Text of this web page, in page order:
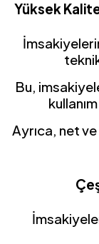
Yüksek
Bu,
Ayrıca, net